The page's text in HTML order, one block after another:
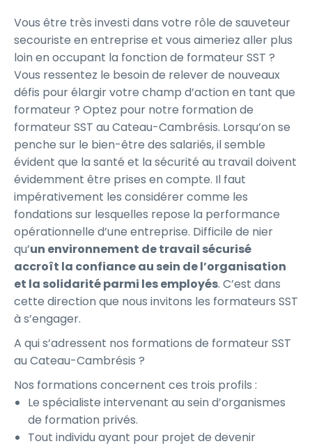
Vous être très investi dans votre rôle de sauveteur
secouriste en entreprise et vous aimeriez aller plus
loin en occupant la fonction de formateur SST ?
Vous ressentez le besoin de relever de nouveaux
défis pour élargir votre champ d’action en tant que
formateur ? Optez pour notre formation de
formateur SST au Cateau-Cambrésis. Lorsqu’on se
penche sur le bien-être des salariés, il semble
évident que la santé et la sécurité au travail doivent
évidemment être prises en compte. Il faut
impérativement les considérer comme les
fondations sur lesquelles repose la performance
opérationnelle d’une entreprise. Difficile de nier
qu’un environnement de travail sécurisé
accroît la confiance au sein de l’organisation
et la solidarité parmi les employés. C’est dans
cette direction que nous invitons les formateurs SST
à s’engager.
A qui s’adressent nos formations de formateur SST
au Cateau-Cambrésis ?
Nos formations concernent ces trois profils :
Le spécialiste intervenant au sein d’organismes
de formation privés.
Tout individu ayant pour projet de devenir